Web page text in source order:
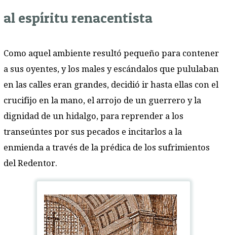
al espíritu renacentista
Como aquel ambiente resultó pequeño para contener
a sus oyentes, y los males y escándalos que pululaban
en las calles eran grandes, decidió ir hasta ellas con el
crucifijo en la mano, el arrojo de un guerrero y la
dignidad de un hidalgo, para reprender a los
transeúntes por sus pecados e incitarlos a la
enmienda a través de la prédica de los sufrimientos
del Redentor.